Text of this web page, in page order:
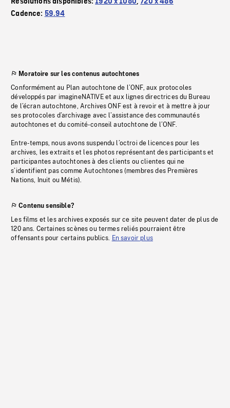
Cadence: 59.94
Moratoire sur les contenus autochtones
Conformément au Plan autochtone de l’ONF, aux protocoles
développés par imagineNATIVE et aux lignes directrices du Bureau
de l’écran autochtone, Archives ONF est à revoir et à mettre à jour
ses protocoles d’archivage avec l’assistance des communautés
autochtones et du comité-conseil autochtone de l’ONF.
Entre-temps, nous avons suspendu l’octroi de licences pour les
archives, les extraits et les photos représentant des participants et
participantes autochtones à des clients ou clientes qui ne
s’identifient pas comme Autochtones (membres des Premières
Nations, Inuit ou Métis).
Contenu sensible?
Les films et les archives exposés sur ce site peuvent dater de plus de
120 ans. Certaines scènes ou termes reliés pourraient être
offensants pour certains publics. En savoir plus